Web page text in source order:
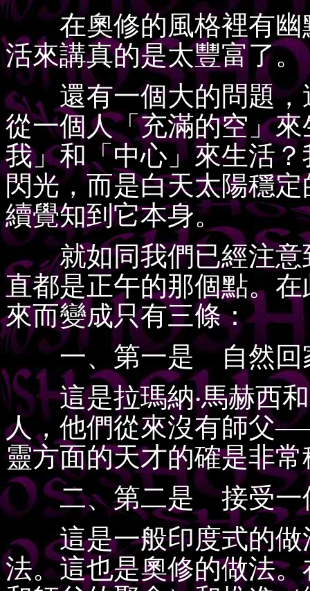
在奧修的風格裡有幽
活來講真的是太豐富了。
還有一個大的問題，
從一個人「充滿的空」
我」和「中心」來生活
閃光，而是白天太陽穩
續覺知到它本身。
就如同我們已經注意
直都是正午的那個點。
來而變成只有三條：
一、第一是 自然回
這是拉瑪納‧馬赫西和
人，他們從來沒有師父
靈方面的天才的確是非
二、第二是 接受一
這是一般印度式的做
法。這也是奧修的做法